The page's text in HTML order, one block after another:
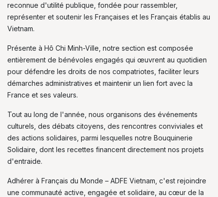
reconnue d'utilité publique, fondée pour rassembler,
représenter et soutenir les Françaises et les Français établis au
Vietnam.
Présente à Hô Chi Minh-Ville, notre section est composée
entièrement de bénévoles engagés qui œuvrent au quotidien
pour défendre les droits de nos compatriotes, faciliter leurs
démarches administratives et maintenir un lien fort avec la
France et ses valeurs.
Tout au long de l'année, nous organisons des événements
culturels, des débats citoyens, des rencontres conviviales et
des actions solidaires, parmi lesquelles notre Bouquinerie
Solidaire, dont les recettes financent directement nos projets
d'entraide.
Adhérer à Français du Monde – ADFE Vietnam, c'est rejoindre
une communauté active, engagée et solidaire, au cœur de la